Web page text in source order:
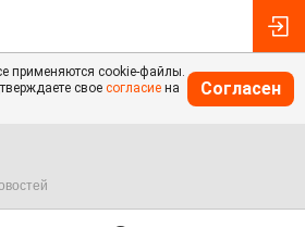
применяются cookie-файлы.
свое согласие на
Согласен